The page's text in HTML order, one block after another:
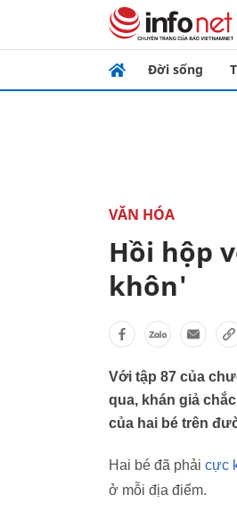
Đời sống
VĂN HÓA
Hồi hộp
khôn'
Với tập 87 của
qua, khán giả
của hai bé trên
Hai bé đã phải cực
ở mỗi địa điểm.